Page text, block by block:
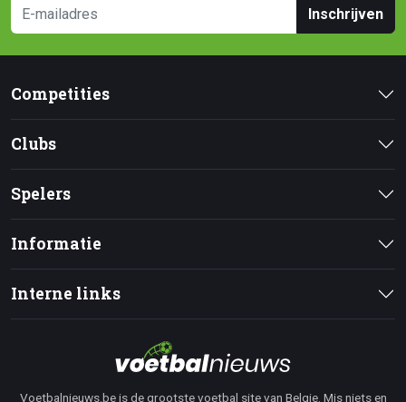
Inschrijven
Competities
Clubs
Spelers
Informatie
Interne links
Voetbalnieuws.be is de grootste voetbal site van Belgie. Mis niets en